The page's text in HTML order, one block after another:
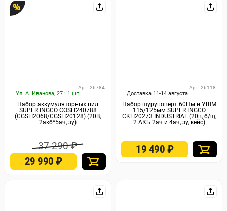
%
Ул. А. Иванова, 27 : 1 шт
Арт. 26784
Набор аккумуляторных пил
SUPER INGCO COSLI240788
(CGSLI2068/CGSLI20128) (20B,
2акб*5ач, зу)
37 290 ₽
29 990₽
Доставка 11-14 августа
Арт. 26118
Набор шуруповерт 60Нм и УШМ
115/125мм SUPER INGCO
CKLI20273 INDUSTRIAL (20в, б/щ,
2 АКБ 2ач и 4ач, зу, кейс)
19 490 ₽